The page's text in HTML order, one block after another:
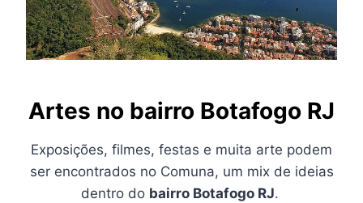
Artes no bairro Botafogo RJ
Exposições, filmes, festas e muita arte podem
ser encontrados no Comuna, um mix de ideias
dentro do bairro Botafogo RJ.